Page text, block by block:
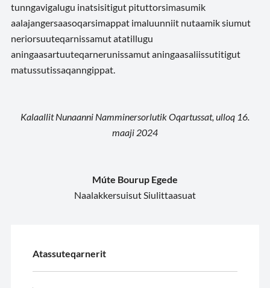
tunngavigalugu inatsisitigut pituttorsimasumik
aalajangersaasoqarsimappat imaluunniit nutaamik siumut
neriorsuuteqarnissamut atatillugu
aningaasartuuteqarnerunissamut aningaasaliissutitigut
matussutissaqanngippat.
Kalaallit Nunaanni Namminersorlutik Oqartussat, ulloq 16.
maaji 2024
Múte Bourup Egede
Naalakkersuisut Siulittaasuat
Atassuteqarnerit